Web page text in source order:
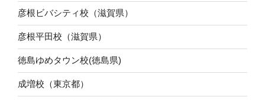
彦根ビバシティ校（滋賀県）
彦根平田校（滋賀県）
徳島ゆめタウン校(徳島県)
成増校（東京都）